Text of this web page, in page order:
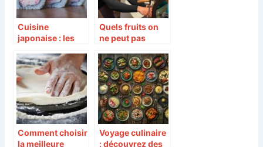
Cuisine
japonaise : les
manquer
Quels fruits on
ne peut pas
centrifugeuse ?
Comment choisir
la meilleure
Voyage culinaire
: découvrez des